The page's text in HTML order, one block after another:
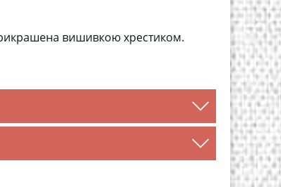
вишивкою хрестиком.